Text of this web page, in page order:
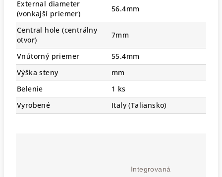
External diameter
(vonkajší priemer)
56.4mm
Central hole (centrálny
otvor)
7mm
Vnútorný priemer
55.4mm
Výška steny
mm
Belenie
1 ks
Vyrobené
Italy (Taliansko)
Integrovaná